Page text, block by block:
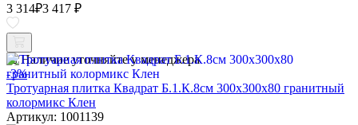
3 314₽3 417 ₽
Наличие уточняйте у менеджера
-3%
Тротуарная плитка Квадрат Б.1.К.8см 300х300х80 гранитный
колормикс Клен
Артикул: 1001139